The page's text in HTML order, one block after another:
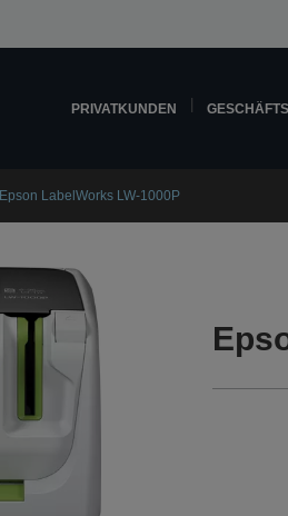
PRIVATKUNDEN
Epson LabelWorks LW-1000P